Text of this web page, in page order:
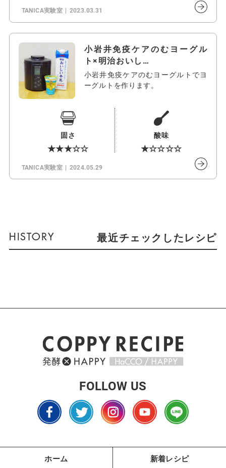
TANICA実験室 2023.03.31
小岩井免疫ケアのむヨーグル
ト×明治おいし…
小岩井免疫ケアのむヨーグルトでヨ
ーグルトを作ります。
固さ
★★★☆☆
酸味
★☆☆☆☆
TANICA実験室 2024.05.29
最近チェックしたレシピ
FOLLOW US
ホーム 新着レシピ